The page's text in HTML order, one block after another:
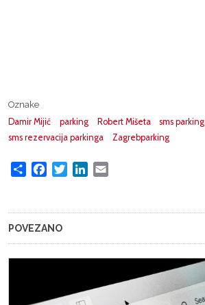
Oznake
Damir Mijić
parking Robert Mišeta
sms parking
sms rezervacija parkinga
Zagrebparking
Share FacebookTwitterLinkedIn
POVEZANO